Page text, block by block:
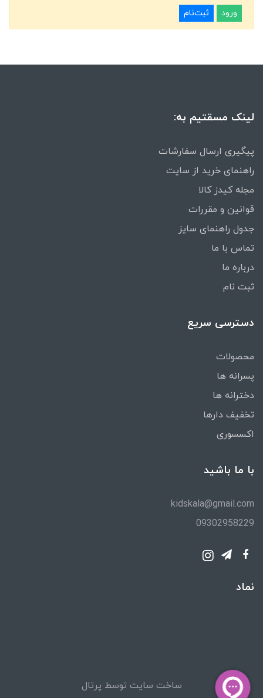
ورود ثبت‌نام
لینک مسقتیم به:
پیگیری ارسال سفارشات
راهنمای خرید از سایت
مجله کیدز کالا
قوانین و مقررات
جدول راهنمای سایز
تماس با ما
درباره ما
ثبت نام
دسترسی سریع
محصولات
پسرانه ها
دخترانه ها
تخفیف دارها
اکسسوری
با ما باشید
kidskala@gmail.com
09302958229
نماد
ساخت سایت توسط پرتال